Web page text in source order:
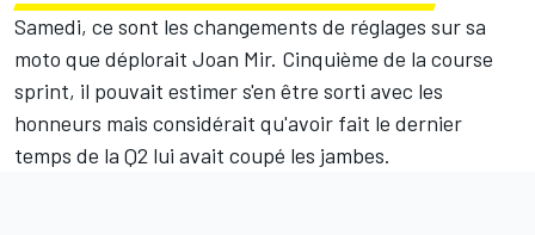
Samedi, ce sont les changements de réglages sur sa
moto que déplorait Joan Mir. Cinquième de la course
sprint, il pouvait estimer s'en être sorti avec les
honneurs mais considérait qu'avoir fait le dernier
temps de la Q2 lui avait coupé les jambes.